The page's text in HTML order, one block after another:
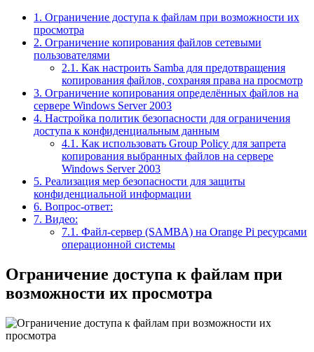
1. Ограничение доступа к файлам при возможности их
просмотра
2. Ограничение копирования файлов сетевыми
пользователями
2.1. Как настроить Samba для предотвращения
копирования файлов, сохраняя права на просмотр
3. Ограничение копирования определённых файлов на
сервере Windows Server 2003
4. Настройка политик безопасности для ограничения
доступа к конфиденциальным данным
4.1. Как использовать Group Policy для запрета
копирования выбранных файлов на сервере
Windows Server 2003
5. Реализация мер безопасности для защиты
конфиденциальной информации
6. Вопрос-ответ:
7. Видео:
7.1. Файл-сервер (SAMBA) на Orange Pi ресурсами
операционной системы
Ограничение доступа к файлам при
возможности их просмотра